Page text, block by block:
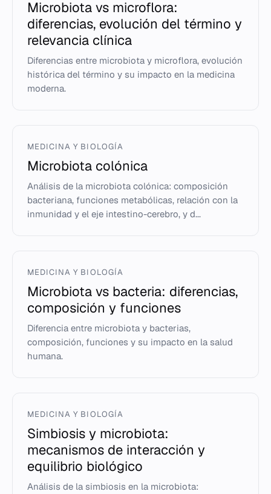
Microbiota vs microflora:
diferencias, evolución del término y
relevancia clínica
Diferencias entre microbiota y microflora, evolución
histórica del término y su impacto en la medicina
moderna.
MEDICINA Y BIOLOGÍA
Microbiota colónica
Análisis de la microbiota colónica: composición
bacteriana, funciones metabólicas, relación con la
inmunidad y el eje intestino-cerebro, y d...
MEDICINA Y BIOLOGÍA
Microbiota vs bacteria: diferencias,
composición y funciones
Diferencia entre microbiota y bacterias,
composición, funciones y su impacto en la salud
humana.
MEDICINA Y BIOLOGÍA
Simbiosis y microbiota:
mecanismos de interacción y
equilibrio biológico
Análisis de la simbiosis en la microbiota: